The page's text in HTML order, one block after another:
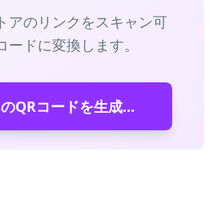
アのリンクをスキャン可
ードに変換します。
AliExpressのQRコードを生成する